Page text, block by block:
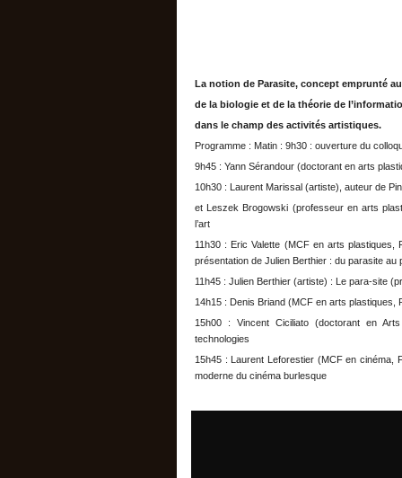
La notion de Parasite, concept emprunté
de la biologie et de la théorie de
dans le champ des activités artistiques.
Programme : Matin : 9h30 : ouverture du
9h45 : Yann Sérandour (doctorant en arts
10h30 : Laurent Marissal (artiste), auteur de
et Leszek Brogowski (professeur en arts
l’art
11h30 : Eric Valette (MCF en arts
présentation de Julien Berthier : du parasite au
11h45 : Julien Berthier (artiste) : Le para-site
14h15 : Denis Briand (MCF en arts
15h00 : Vincent Ciciliato (doctorant en
technologies
15h45 : Laurent Leforestier (MCF en cinéma,
moderne du cinéma burlesque